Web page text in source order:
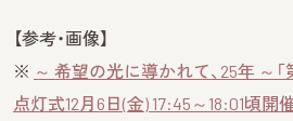
【参考・画像】
※ ～ 希望の光に導かれて、25年 ～
点灯式12月6日(金) 17:45～18:01頃